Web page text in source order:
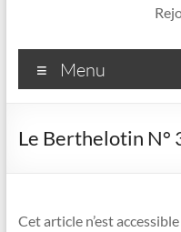
Menu
Le Berthelotin N°
Cet article n’est